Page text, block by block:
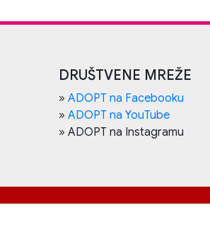
DRUŠTVENE MREŽE
» ADOPT na Facebooku
» ADOPT na YouTube
» ADOPT na Instagramu